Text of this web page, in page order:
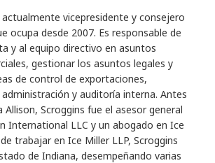
actualmente vicepresidente y consejero
ocupa desde 2007. Es responsable de
y al equipo directivo en asuntos
gestionar los asuntos legales y
de control de exportaciones,
y auditoría interna. Antes
Allison, Scroggins fue el asesor general
International LLC y un abogado en Ice
trabajar en Ice Miller LLP, Scroggins
de Indiana, desempeñando varias